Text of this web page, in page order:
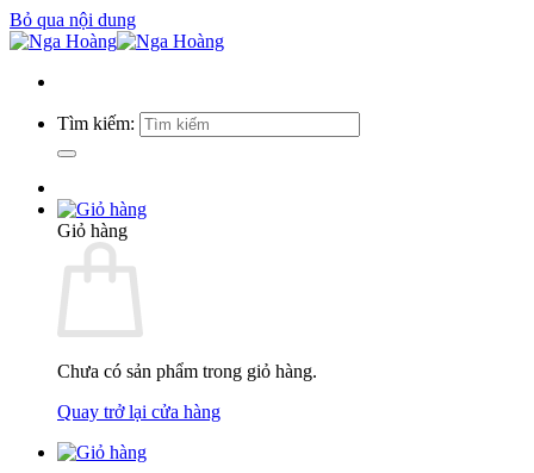
Bỏ qua nội dung
Tìm kiếm:
Giỏ hàng
Chưa có sản phẩm trong giỏ hàng.
Quay trở lại cửa hàng